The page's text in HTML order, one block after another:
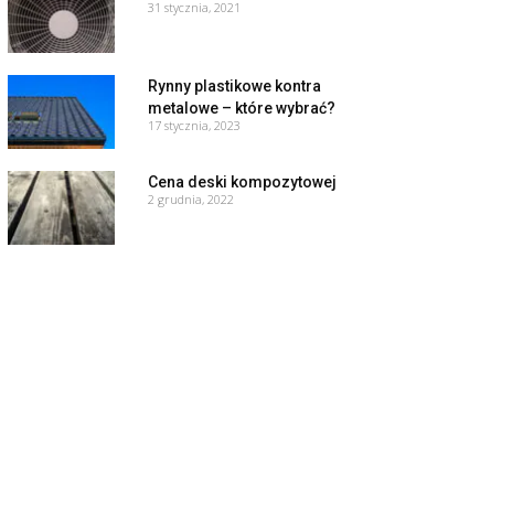
31 stycznia, 2021
Rynny plastikowe kontra
metalowe – które wybrać?
17 stycznia, 2023
Cena deski kompozytowej
2 grudnia, 2022